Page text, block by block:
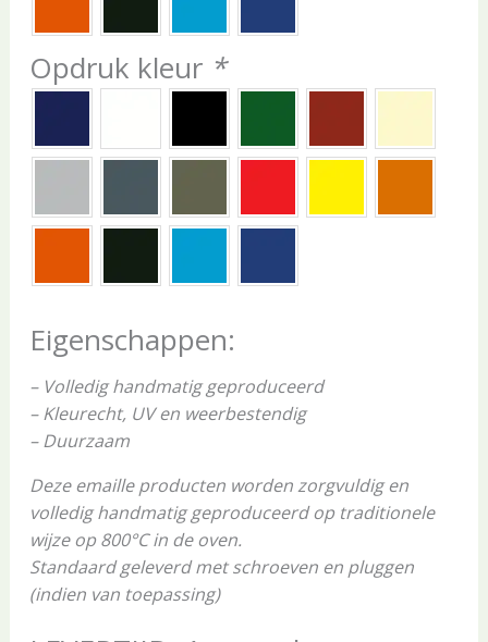
Opdruk kleur *
Eigenschappen:
– Volledig handmatig geproduceerd
– Kleurecht, UV en weerbestendig
– Duurzaam
Deze emaille producten worden zorgvuldig en
volledig handmatig geproduceerd op traditionele
wijze op 800°C in de oven.
Standaard geleverd met schroeven en pluggen
(indien van toepassing)